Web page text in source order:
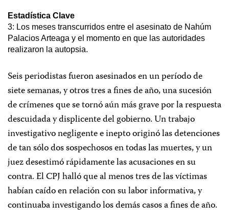
Estadística Clave
3: Los meses transcurridos entre el asesinato de Nahúm
Palacios Arteaga y el momento en que las autoridades
realizaron la autopsia.
Seis periodistas fueron asesinados en un período de
siete semanas, y otros tres a fines de año, una sucesión
de crímenes que se tornó aún más grave por la respuesta
descuidada y displicente del gobierno. Un trabajo
investigativo negligente e inepto originó las detenciones
de tan sólo dos sospechosos en todas las muertes, y un
juez desestimó rápidamente las acusaciones en su
contra. El CPJ halló que al menos tres de las víctimas
habían caído en relación con su labor informativa, y
continuaba investigando los demás casos a fines de año.